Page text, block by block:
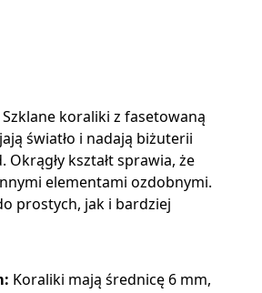
Szklane koraliki z fasetowaną
światło i nadają biżuterii
kształt sprawia, że
elementami ozdobnymi.
prostych, jak i bardziej
Koraliki mają średnicę 6 mm,